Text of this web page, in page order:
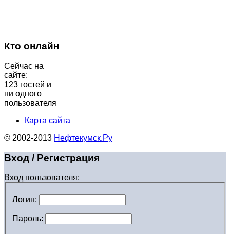
Кто онлайн
Сейчас на
сайте:
123 гостей и
ни одного
пользователя
Карта сайта
© 2002-2013 Нефтекумск.Ру
Вход / Регистрация
Вход пользователя:
Логин:
Пароль: